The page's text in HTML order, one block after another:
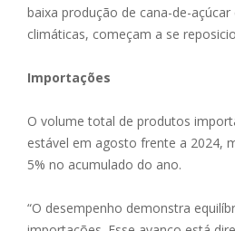
baixa produção de cana-de-
climáticas, começam a se
Importações
O volume total de produtos
estável em agosto frente a 2024,
5% no acumulado do ano.
“O desempenho demonstra